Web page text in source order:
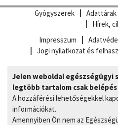
Gyógyszerek Adattárak
Hírek,
Impresszum
Jogi nyilatkozat és
Jelen weboldal egészségügyi
legtöbb tartalom csak
A hozzáférési lehetőségekkel
információkat.
Amennyiben Ön nem az